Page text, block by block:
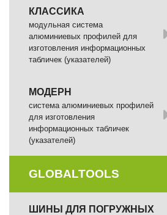
КЛАССИКА
модульная система
алюминиевых профилей для
изготовления информационных
табличек (указателей)
МОДЕРН
система алюминиевых профилей
для изготовления
информационных табличек
(указателей)
GLOBALTOOLS
ШИНЫ ДЛЯ ПОГРУЖНЫХ